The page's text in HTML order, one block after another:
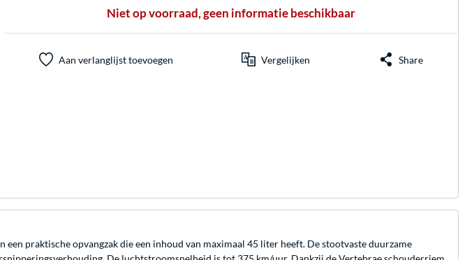
Niet op voorraad, geen informatie beschikbaar
Aan verlanglijst toevoegen Vergelijken Share
praktische opvangzak die een inhoud van maximaal 45 liter heeft. De stootvaste duurzame